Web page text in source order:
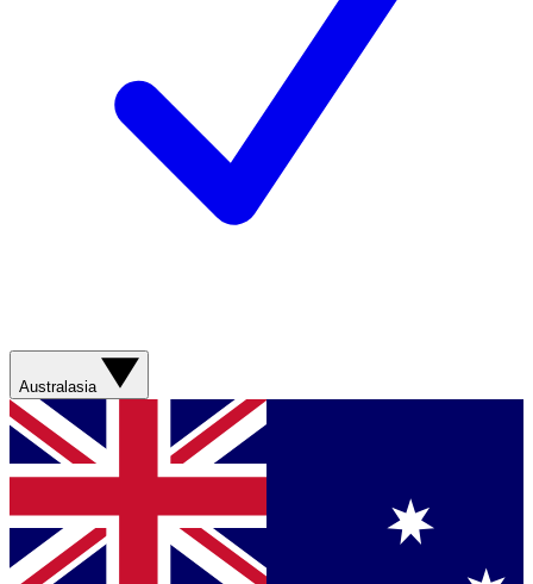
Australasia